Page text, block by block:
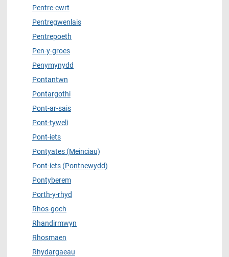
Pentre-cwrt
Pentregwenlais
Pentrepoeth
Pen-y-groes
Penymynydd
Pontantwn
Pontargothi
Pont-ar-sais
Pont-tyweli
Pont-iets
Pontyates (Meinciau)
Pont-iets (Pontnewydd)
Pontyberem
Porth-y-rhyd
Rhos-goch
Rhandirmwyn
Rhosmaen
Rhydargaeau